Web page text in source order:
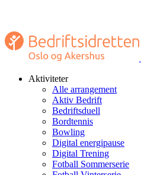
Aktiviteter
Alle arrangement
Aktiv Bedrift
Bedriftsduell
Bordtennis
Bowling
Digital energipause
Digital Trening
Fotball Sommerserie